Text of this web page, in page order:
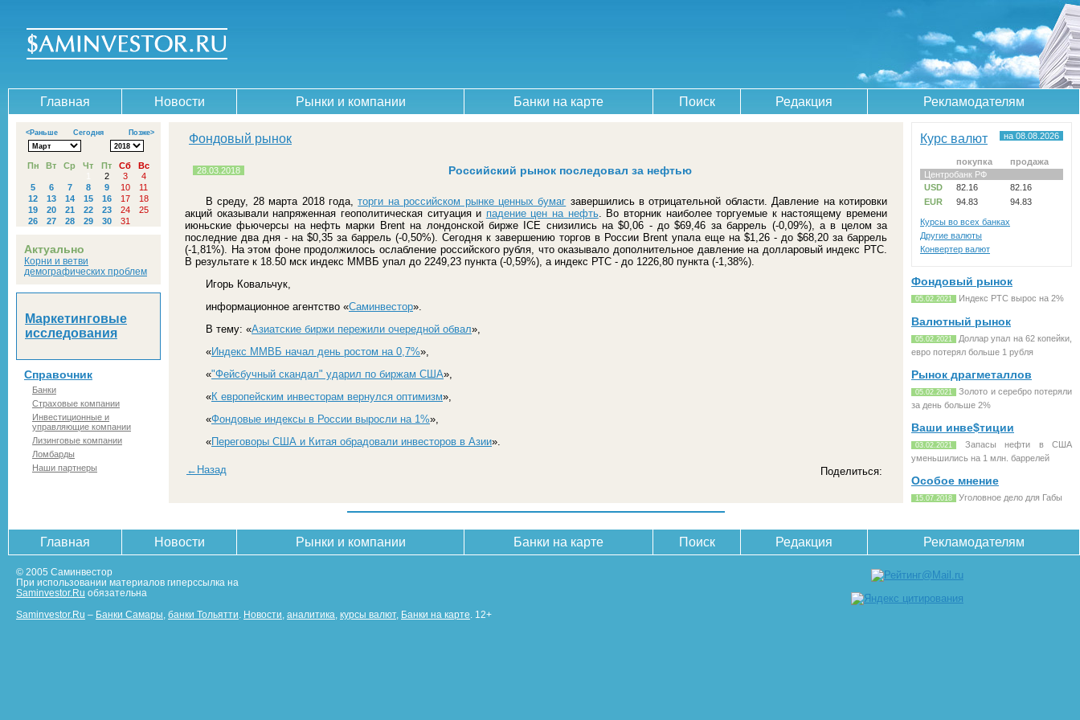
Главная Новости Рынки и компании Банки на карте Поиск Редакция Рекламодателям
<Раньше Сегодня Позже>
Пн Вт Ср Чт Пт Сб
Вс
2 3
4
5
6 7 8 9 10
11
12
13 14 15 16 17
18
19
20 21 22 23 24
25
26
27 28 29 30 31
Актуально
Корни и ветви
демографических проблем
Маркетинговые
исследования
Справочник
Банки
Страховые компании
Инвестиционные и
управляющие компании
Лизинговые компании
Ломбарды
Наши партнеры
Фондовый рынок
28.03.2018 Российский рынок последовал за нефтью
В среду, 28 марта 2018 года,торги на российском рынке ценных бумаг завершились в отрицательной области. Давление на котировки
акций оказывали напряженная геополитическая ситуация и падение цен на нефть. Во вторник наиболее торгуемые к настоящему времени
июньские фьючерсы на нефть марки Brent на лондонской бирже ICE снизились на $0,06 - до $69,46 за баррель (-0,09%), а в целом за
последние два дня - на $0,35 за баррель (-0,50%). Сегодня к завершению торгов в России Brent упала еще на $1,26 - до $68,20 за баррель
(-1,81%). На этом фоне продолжилось ослабление российского рубля, что оказывало дополнительное давление на долларовый индекс РТС.
В результате к 18.50 мск индекс ММВБ упал до 2249,23 пункта (-0,59%), а индекс РТС - до 1226,80 пункта (-1,38%).
Игорь Ковальчук,
информационное агентство «Саминвестор».
В тему: «Азиатские биржи пережили очередной обвал»,
«Индекс ММВБ начал день ростом на 0,7%»,
«"Фейсбучный скандал" ударил по биржам США»,
«К европейским инвесторам вернулся оптимизм»,
«Фондовые индексы в России выросли на 1%»,
«Переговоры США и Китая обрадовали инвесторов в Азии».
←Назад Поделиться:
Курс валют на 08.08.2026
покупка
продажа
Центробанк РФ
USD
82.16
82.16
EUR
94.83 94.83
Курсы во всех банках
Другие валюты
Конвертер валют
Фондовый рынок
05.02.2021 Индекс РТС вырос на 2%
Валютный рынок
05.02.2021
Доллар упал на 62 копейки,
евро потерял больше 1 рубля
Рынок драгметаллов
05.02.2021
Золото и серебро потеряли
за день больше 2%
Ваши инве$тиции
03.02.2021
Запасы нефти в США
уменьшились на 1 млн. баррелей
Особое мнение
15.07.2018 Уголовное дело для Габы
Главная Новости Рынки и компании Банки на карте Поиск Редакция Рекламодателям
© 2005 Саминвестор
При использовании материалов гиперссылка на
Saminvestor.Ru обязательна
Saminvestor.Ru – Банки Самары банки Тольятти Новости аналитика курсы валют, Банки на карте . 12+